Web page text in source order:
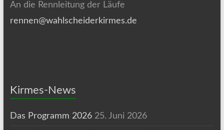
An die Rennleitung der Läufe
rennen@wahlscheiderkirmes.de
Kirmes-News
Das Programm 2026 25. Juni 2026